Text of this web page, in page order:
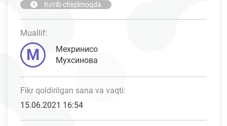
Ko'rib chiqilmoqda
Muallif:
М
Мехринисо
Мухсинова
Fikr qoldirilgan sana va vaqti:
15.06.2021 16:54